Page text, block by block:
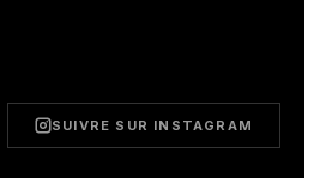
SUIVRE SUR INSTAGRAM